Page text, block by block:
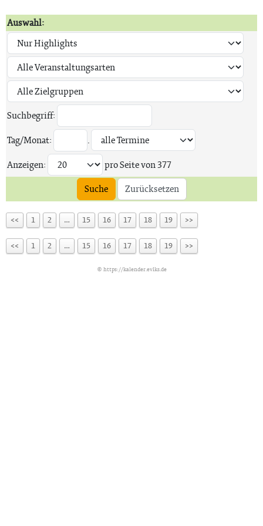
Auswahl:
Suchbegriff:
Tag/Monat:
.
Anzeigen:
pro Seite von377
Suche
Zurücksetzen
<< 1 2 … 15 16 17 18 19 >>
<< 1 2 … 15 16 17 18 19 >>
© https://kalender.evlks.de